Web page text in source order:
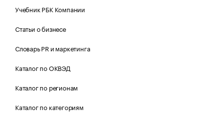
Учебник РБК Компании
Статьи о бизнесе
Словарь PR и маркетинга
Каталог по ОКВЭД
Каталог по регионам
Каталог по категориям